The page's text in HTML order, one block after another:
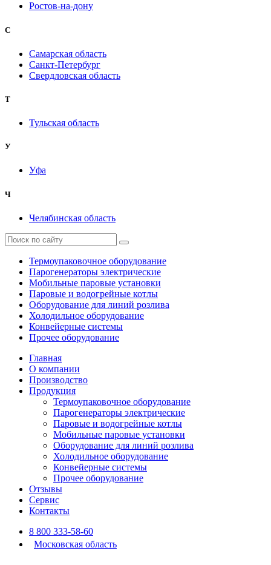
Ростов-на-дону
С
Самарская область
Санкт-Петербург
Свердловская область
Т
Тульская область
У
Уфа
Ч
Челябинская область
Термоупаковочное оборудование
Парогенераторы электрические
Мобильные паровые установки
Паровые и водогрейные котлы
Оборудование для линий розлива
Холодильное оборудование
Конвейерные системы
Прочее оборудование
Главная
О компании
Производство
Продукция
Термоупаковочное оборудование
Парогенераторы электрические
Паровые и водогрейные котлы
Мобильные паровые установки
Оборудование для линий розлива
Холодильное оборудование
Конвейерные системы
Прочее оборудование
Отзывы
Сервис
Контакты
8 800 333-58-60
Московская область